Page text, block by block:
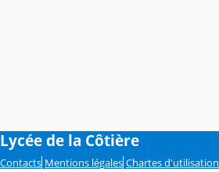
Lycée de la Côtière
Contacts Mentions légales Chartes d'utilisation